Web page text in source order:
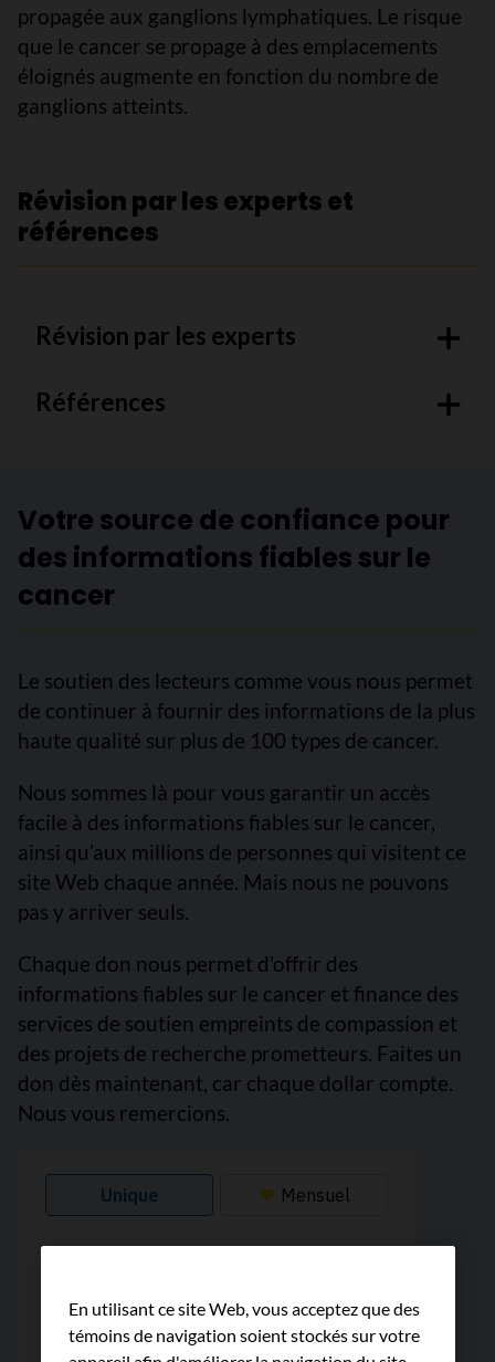
propagée aux ganglions lymphatiques. Le risque
que le cancer se propage à des emplacements
éloignés augmente en fonction du nombre de
ganglions atteints.
Révision par les experts et
références
Révision par les experts
Références
Votre source de confiance pour
des informations fiables sur le
cancer
Le soutien des lecteurs comme vous nous permet
de continuer à fournir des informations de la plus
haute qualité sur plus de 100 types de cancer.
Nous sommes là pour vous garantir un accès
facile à des informations fiables sur le cancer,
ainsi qu’aux millions de personnes qui visitent ce
site Web chaque année. Mais nous ne pouvons
pas y arriver seuls.
Chaque don nous permet d’offrir des
informations fiables sur le cancer et finance des
services de soutien empreints de compassion et
des projets de recherche prometteurs. Faites un
don dès maintenant, car chaque dollar compte.
Nous vous remercions.
En utilisant ce site Web, vous acceptez que des
témoins de navigation soient stockés sur votre